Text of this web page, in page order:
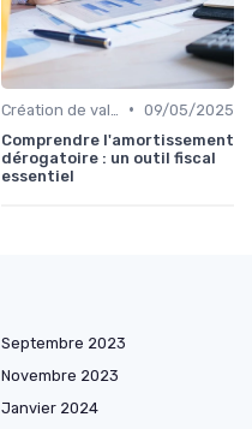
• 09/05/2025
Comprendre l'amortissement
dérogatoire : un outil fiscal
essentiel
Septembre 2023
Novembre 2023
Janvier 2024